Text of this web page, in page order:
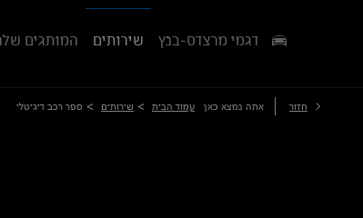
דגמי מרצדס-בנץ שירותים המותגים
חזור אתה נמצא כאן עמוד הבית > שירותים > ספר רכב דיגיטלי